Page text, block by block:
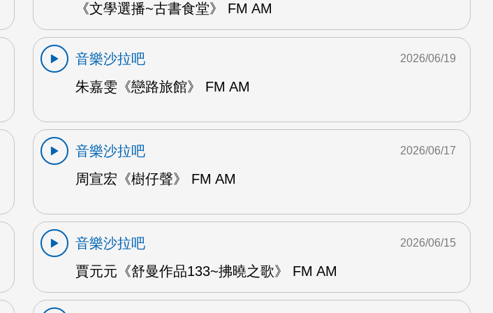
《文學選播~古書食堂》 FM AM
音樂沙拉吧
朱嘉雯《戀路旅館》 FM AM
2026/06/19
音樂沙拉吧
周宣宏《樹仔聲》 FM AM
2026/06/17
音樂沙拉吧
賈元元《舒曼作品133~拂曉之歌》 FM AM
2026/06/15